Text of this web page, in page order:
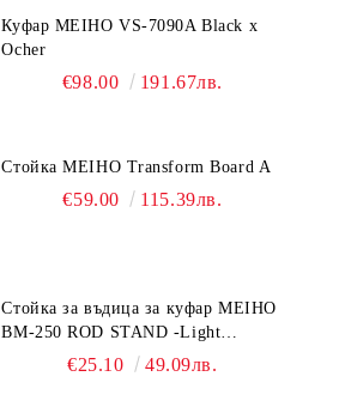
Куфар MEIHO VS-7090A Black x
Ocher
€98.00 191.67лв.
Стойка MEIHO Transform Board A
€59.00 115.39лв.
Стойка за въдица за куфар MEIHO
BM-250 ROD STAND -Light
Blue/Black color
€25.10 49.09лв.